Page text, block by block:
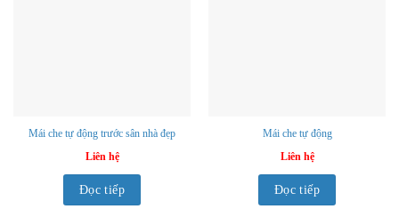
Mái che tự động trước sân nhà đẹp
Liên hệ
Đọc tiếp
Mái che tự động
Liên hệ
Đọc tiếp